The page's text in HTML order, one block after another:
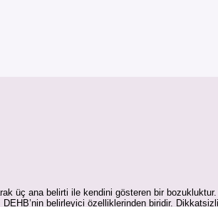
üç ana belirti ile kendini gösteren bir
belirleyici özelliklerinden biridir.